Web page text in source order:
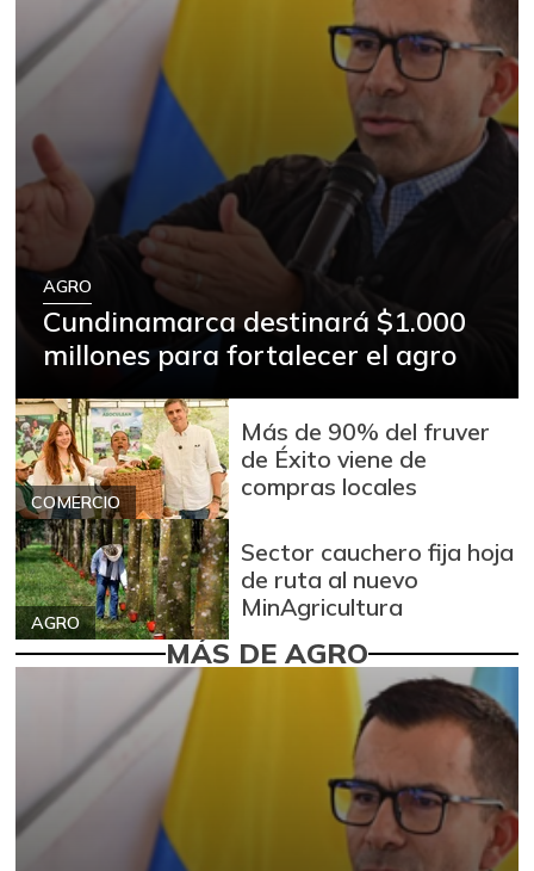
AGRO
Cundinamarca destinará $1.000
millones para fortalecer el agro
COMERCIO
Más de 90% del fruver
de Éxito viene de
compras locales
AGRO
Sector cauchero fija hoja
de ruta al nuevo
MinAgricultura
MÁS DE AGRO